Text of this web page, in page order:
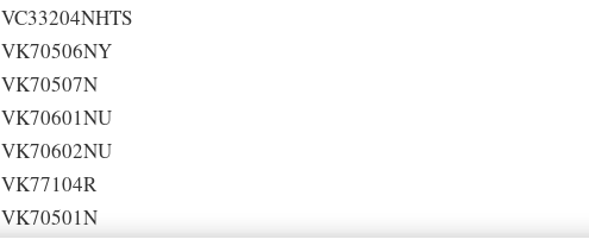
VC33204NHTS
VK70506NY
VK70507N
VK70601NU
VK70602NU
VK77104R
VK70501N